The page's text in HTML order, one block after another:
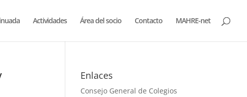
Actividades Área del socio Contacto MAHRE-net
Enlaces
Consejo General de Colegios